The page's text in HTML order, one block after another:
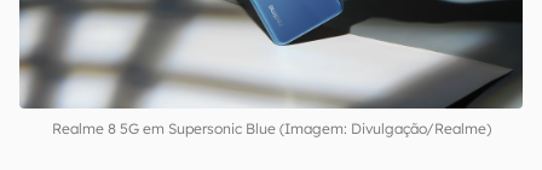
Realme 8 5G em Supersonic Blue (Imagem: Divulgação/Realme)